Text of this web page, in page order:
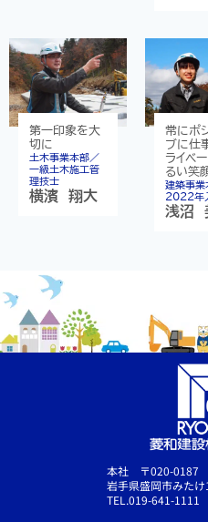
第一印象を大
切に
土木事業本部／
一級土木施工管
理技士
横濱 翔大
常にポ
ブに仕
ライベ
るい笑
建築事業
2022年
浅沼
本社 〒020-0187
岩手県盛岡市みた
TEL.019-641-1111